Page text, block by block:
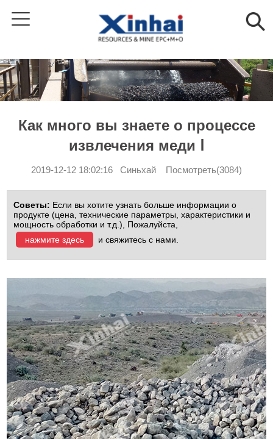
Как много вы знаете о процессе
извлечения меди Ⅰ
2019-12-12 18:02:16 Синьхай Посмотреть(3084)
Советы: Если вы хотите узнать больше информации о
продукте (цена, технические параметры, характеристики и
мощность обработки и т.д.), Пожалуйста,
нажмите здесь
и свяжитесь с нами.